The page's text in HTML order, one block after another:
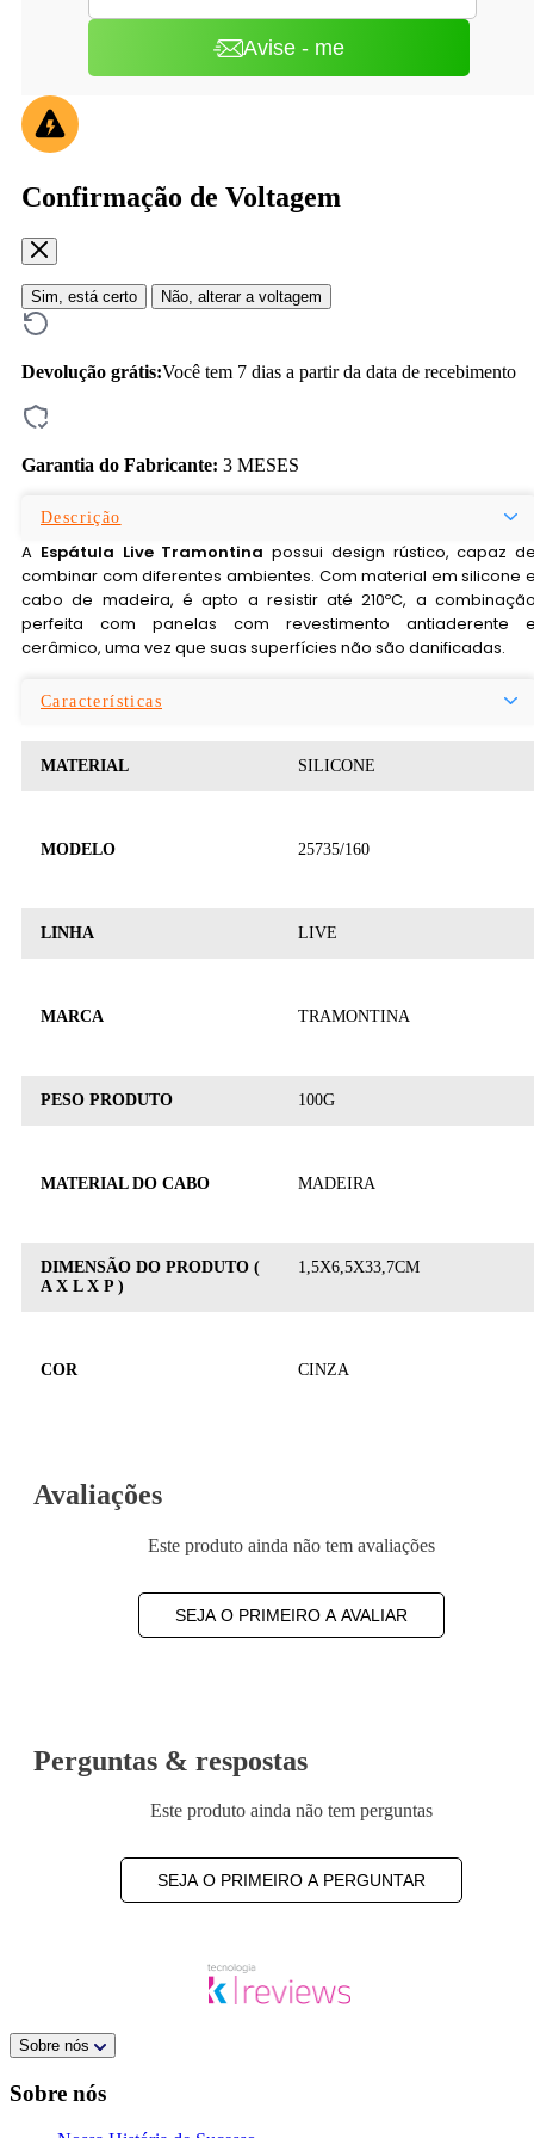
Avise - me
Confirmação de Voltagem
Sim, está certo Não, alterar a voltagem
Devolução grátis:Você tem 7 dias a partir da data de recebimento
Garantia do Fabricante: 3 MESES
Descrição
A Espátula Live Tramontina possui design rústico, capaz
combinar com diferentes ambientes. Com material em silicone
cabo de madeira, é apto a resistir até 210ºC, a
perfeita com panelas com revestimento antiaderente
cerâmico, uma vez que suas superfícies não são danificadas.
Características
MATERIAL SILICONE
MODELO 25735/160
LINHA LIVE
MARCA TRAMONTINA
PESO PRODUTO 100G
MATERIAL DO CABO MADEIRA
DIMENSÃO DO PRODUTO (
A X L X P )
1,5X6,5X33,7CM
COR CINZA
Avaliações
Este produto ainda não tem avaliações
SEJA O PRIMEIRO A AVALIAR
Perguntas & respostas
Este produto ainda não tem perguntas
SEJA O PRIMEIRO A PERGUNTAR
Sobre nós
Sobre nós